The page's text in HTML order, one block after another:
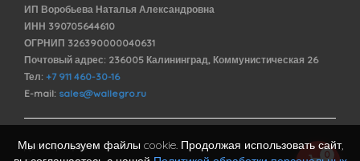
ИП Воробьева Наталья Александровна
ИНН 390705644610
ОГРНИП 326390000040631
Почтовый адрес: 236005 Калининград, Коммунистическая 26
Тел: +7 911 460-30-16
E-mail: sales@wallegro.ru
Договор оферты
0
Мы используем файлы cookie. Продолжая использовать сайт,